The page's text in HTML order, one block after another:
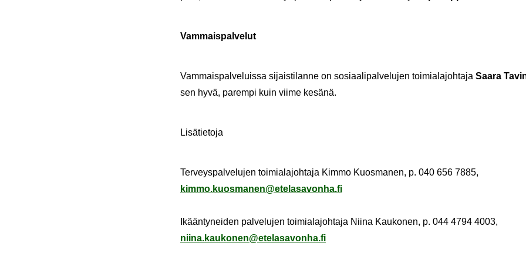
Vam­mais­pal­ve­lut
Vam­mais­pal­ve­luis­sa si­jais­ti­lan­ne on so­si­aa­li­pal­ve­lu­jen toi­mia­la­joh­ta­ja Saara
sen hyvä, pa­rem­pi kuin viime ke­sä­nä.
Li­sä­tie­to­ja
Ter­veys­pal­ve­lu­jen toi­mia­la­joh­ta­ja Kimmo Kuos­ma­nen, p. 040 656 7885,
kimmo.kuos­ma­nen@ete­la­sa­von­ha.fi
Ikään­ty­nei­den pal­ve­lu­jen toi­mia­la­joh­ta­ja Niina Kau­ko­nen, p. 044 4794 4003,
niina.kau­ko­nen@ete­la­sa­von­ha.fi